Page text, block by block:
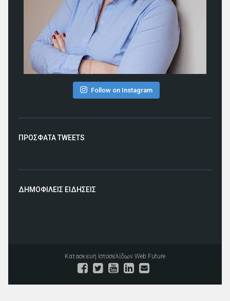
Follow on Instagram
ΠΡΟΣΦΑΤΑ TWEETS
ΔΗΜΟΦΙΛΕΙΣ ΕΙΔΗΣΕΙΣ
Κατασκευή Ιστοσελίδων Web Future